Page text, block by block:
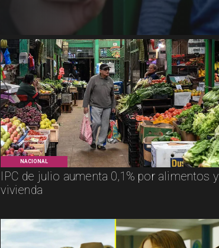
NACIONAL
IPC de julio aumenta 0,1% por alimentos y
vivienda